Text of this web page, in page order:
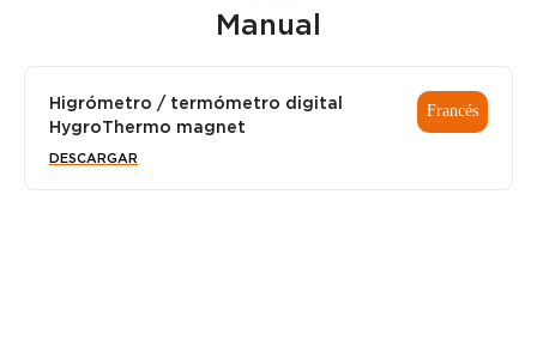
Manual
Higrómetro / termómetro digital
HygroThermo magnet
Francés
DESCARGAR